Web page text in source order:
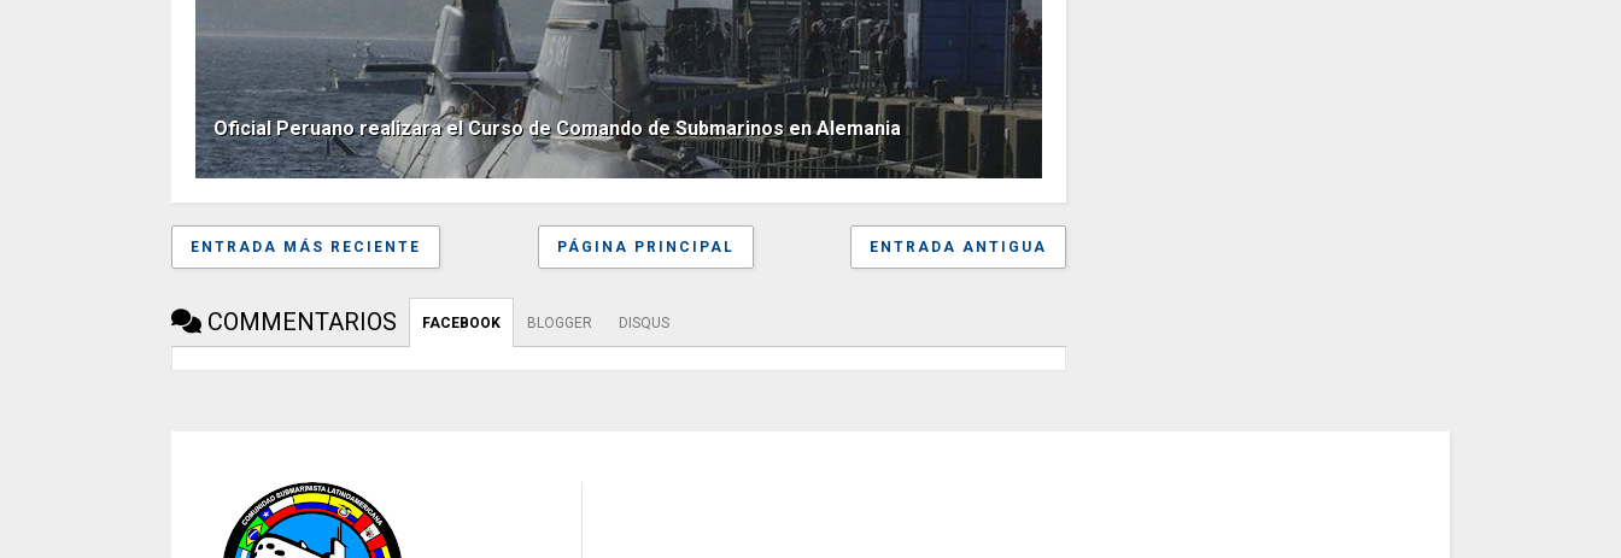
Oficial Peruano realizara el Curso de Comando de Submarinos en Alemania
ENTRADA MÁS RECIENTE ENTRADA ANTIGUA
PÁGINA PRINCIPAL
COMMENTARIOS FACEBOOK BLOGGER DISQUS